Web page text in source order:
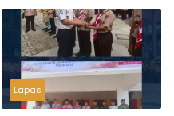
Warga Kurang Mampu
Lapas